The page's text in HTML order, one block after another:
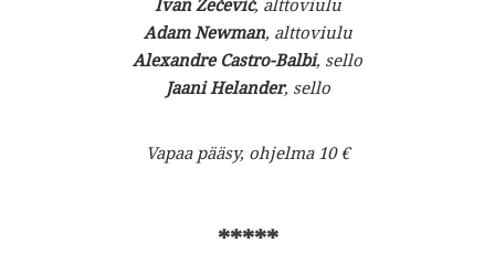
Ivan Zečević, alttoviulu
Adam Newman, alttoviulu
Alexandre Castro-Balbi, sello
Jaani Helander, sello
Vapaa pääsy, ohjelma 10 €
*****